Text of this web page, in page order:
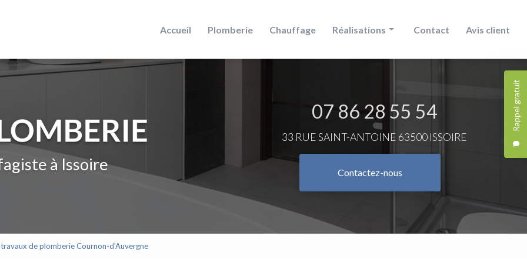
Rappel gratuit
Accueil Plomberie Chauffage Réalisations
Salle de bain
Contact Avis client
à Issoire
07 86 28 55 54
33 RUE SAINT-ANTOINE 63500 ISSOIRE
Contactez-nous
de plomberie Cournon-d'Auvergne